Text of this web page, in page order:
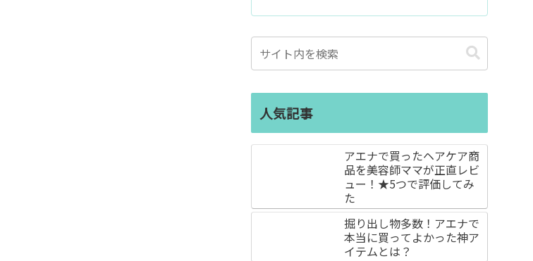
人気記事
アエナで買ったヘアケア商
品を美容師ママが正直レビ
ュー！★5つで評価してみ
た
掘り出し物多数！アエナで
本当に買ってよかった神ア
イテムとは？